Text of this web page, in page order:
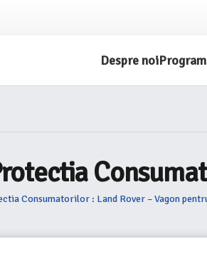
Despre noi
Consumatorilor : Land Rover – Vagon